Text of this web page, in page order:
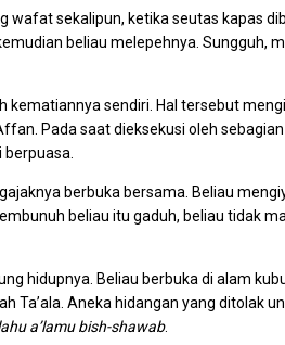
wafat sekalipun, ketika seutas kapas
beliau melepehnya. Sungguh,
sendiri. Hal tersebut
Pada saat dieksekusi oleh
berbuka bersama. Beliau
beliau itu gaduh, beliau tidak
hidupnya. Beliau berbuka di alam
Ta’ala. Aneka hidangan yang ditolak
a’lamu bish-shawab.